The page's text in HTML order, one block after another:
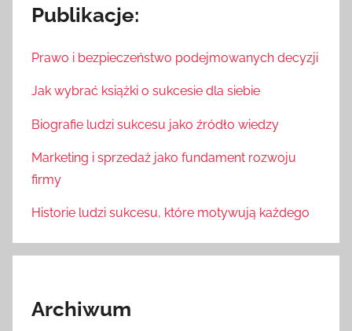
Publikacje:
Prawo i bezpieczeństwo podejmowanych decyzji
Jak wybrać książki o sukcesie dla siebie
Biografie ludzi sukcesu jako źródło wiedzy
Marketing i sprzedaż jako fundament rozwoju
firmy
Historie ludzi sukcesu, które motywują każdego
Archiwum